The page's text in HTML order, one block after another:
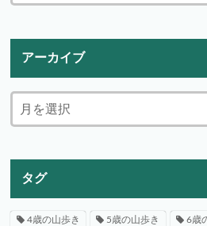
アーカイブ
タグ
4歳の山歩き 5歳の山歩き 6歳